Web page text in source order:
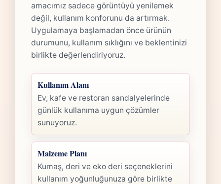
amacımız sadece görüntüyü yenilemek
değil, kullanım konforunu da artırmak.
Uygulamaya başlamadan önce ürünün
durumunu, kullanım sıklığını ve beklentinizi
birlikte değerlendiriyoruz.
Kullanım Alanı
Ev, kafe ve restoran sandalyelerinde
günlük kullanıma uygun çözümler
sunuyoruz.
Malzeme Planı
Kumaş, deri ve eko deri seçeneklerini
kullanım yoğunluğunuza göre birlikte